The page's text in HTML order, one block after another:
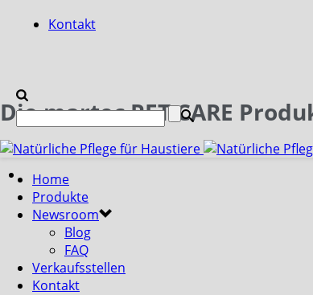
Kontakt
Home
Produkte
Newsroom
Blog
FAQ
Verkaufsstellen
Kontakt
Die martec PET CARE